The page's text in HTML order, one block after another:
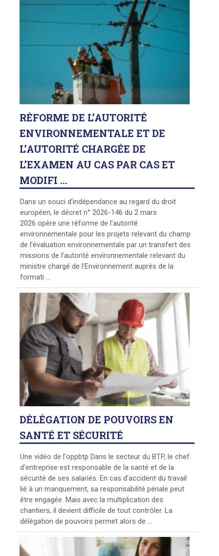
RÉFORME DE L’AUTORITÉ
ENVIRONNEMENTALE ET DE
L’AUTORITÉ CHARGÉE DE
L’EXAMEN AU CAS PAR CAS ET
MODIFI ...
Dans un souci d’indépendance au regard du droit
européen, le décret n° 2026-146 du 2 mars
2026 opère une réforme de l’autorité
environnementale pour les projets relevant du champ
de l’évaluation environnementale par un transfert des
missions de l’autorité environnementale relevant du
ministre chargé de l’Environnement auprès de la
formati ...
DÉLÉGATION DE POUVOIRS EN
SANTÉ ET SÉCURITÉ
Une vidéo de l'oppbtp Dans le secteur du BTP, le chef
d’entreprise est responsable de la santé et de la
sécurité de ses salariés. En cas d’accident du travail
lié à un manquement, sa responsabilité pénale peut
être engagée. Mais avec la multiplication des
chantiers, il devient difficile de tout contrôler. La
délégation de pouvoirs permet alors de ...